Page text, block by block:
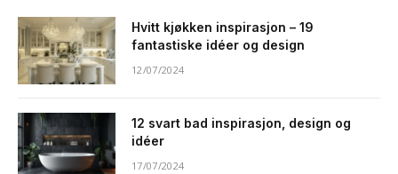
Hvitt kjøkken inspirasjon – 19
fantastiske idéer og design
12/07/2024
12 svart bad inspirasjon, design og
idéer
17/07/2024